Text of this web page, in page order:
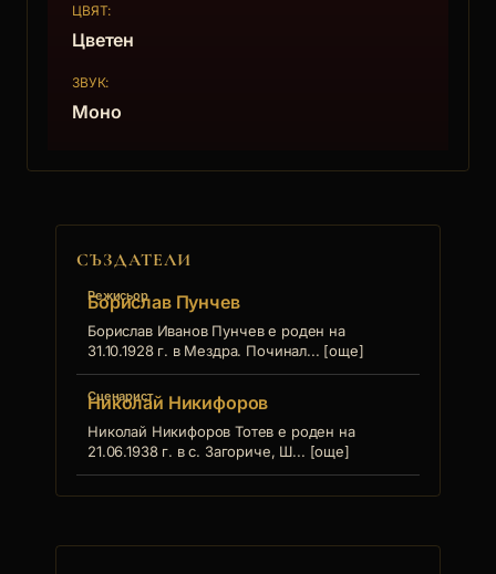
ЦВЯТ:
Цветен
ЗВУК:
Моно
СЪЗДАТЕЛИ
Режисьор
Борислав Пунчев
Борислав Иванов Пунчев е роден на
31.10.1928 г. в Мездра. Починал... [още]
Сценарист
Николай Никифоров
Николай Никифоров Тотев е роден на
21.06.1938 г. в с. Загориче, Ш... [още]